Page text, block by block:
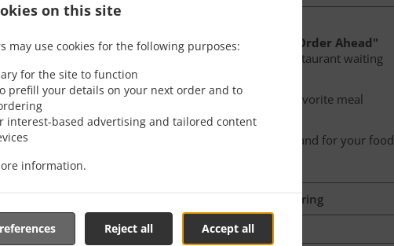
on this site
use cookies for the following purposes:
for the site to function
prefill your details on your next order and to
interest-based advertising and tailored content
information.
Accept all
Reject all
With our new"Table Reservations"
"Order Ahead"
functions, you save precious hours on restaurant waiting
times.
You now have the chance to order your favorite meal
before arriving at the restaurant.
Skip playing the waiting game for a table and for your food
Book A Table & Start Ordering